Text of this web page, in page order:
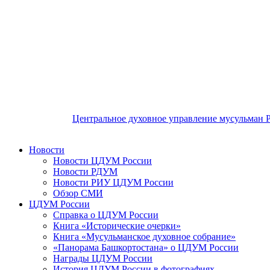
Центральное духовное управление мусульман
Новости
Новости ЦДУМ России
Новости РДУМ
Новости РИУ ЦДУМ России
Обзор СМИ
ЦДУМ России
Справка о ЦДУМ России
Книга «Исторические очерки»
Книга «Мусульманское духовное собрание»
«Панорама Башкортостана» о ЦДУМ России
Награды ЦДУМ России